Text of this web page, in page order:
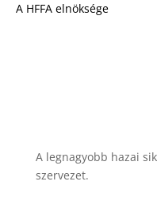
A HFFA elnöksége
A legnagyobb hazai
szervezet.